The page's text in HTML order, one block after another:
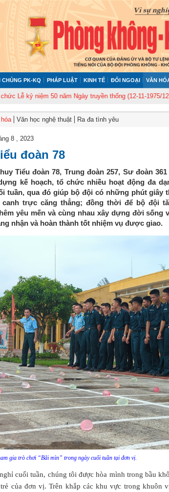
CHỦNG PK-KQ PHÁP LUẬT KINH TẾ ĐỐI NGOẠI VĂN
kỷ niệm 50 năm Ngày truyền thống (12-11-1975/12-11-
Văn học nghệ thuật Ra đa tình yêu
8 , 2023
đoàn 78
Tiểu đoàn 78, Trung đoàn 257, Sư đoàn 361
kế hoạch, tổ chức nhiều hoạt động đa
tuần, qua đó giúp bộ đội có những phút giây
trực căng thẳng; đồng thời để bộ đội
yêu mến và cùng nhau xây dựng đời sống
nhận và hoàn thành tốt nhiệm vụ được giao.
gia trò chơi “Bãi mìn” trong ngày cuối tuần tại đơn vị.
cuối tuần, chúng tôi được hòa mình trong bầu
của đơn vị. Trên khắp các khu vực trong khuôn